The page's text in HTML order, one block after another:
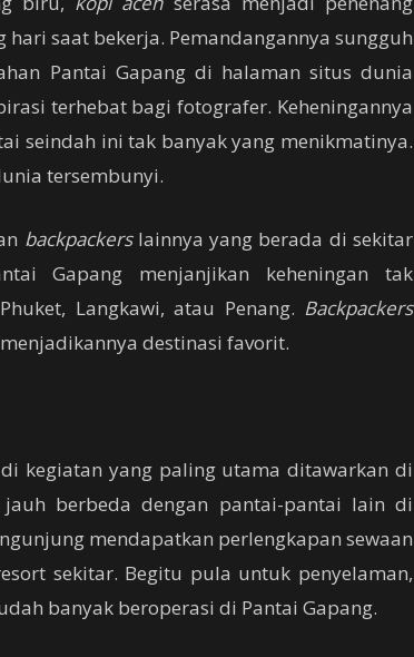
saat bekerja. Pemandangannya sungguh
Pantai Gapang di halaman situs dunia
terhebat bagi fotografer. Keheningannya
seindah ini tak banyak yang menikmatinya.
tersembunyi.
backpackerslainnya yang berada di sekitar
Gapang menjanjikan keheningan tak
Langkawi, atau Penang. Backpackers
destinasi favorit.
kegiatan yang paling utama ditawarkan di
berbeda dengan pantai-pantai lain di
mendapatkan perlengkapan sewaan
sekitar. Begitu pula untuk penyelaman,
banyak beroperasi di Pantai Gapang.